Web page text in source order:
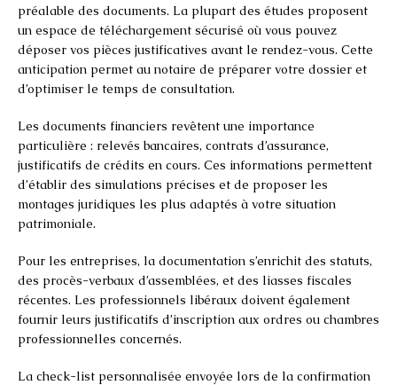
préalable des documents. La plupart des études proposent
un espace de téléchargement sécurisé où vous pouvez
déposer vos pièces justificatives avant le rendez-vous. Cette
anticipation permet au notaire de préparer votre dossier et
d’optimiser le temps de consultation.
Les documents financiers revêtent une importance
particulière : relevés bancaires, contrats d’assurance,
justificatifs de crédits en cours. Ces informations permettent
d’établir des simulations précises et de proposer les
montages juridiques les plus adaptés à votre situation
patrimoniale.
Pour les entreprises, la documentation s’enrichit des statuts,
des procès-verbaux d’assemblées, et des liasses fiscales
récentes. Les professionnels libéraux doivent également
fournir leurs justificatifs d’inscription aux ordres ou chambres
professionnelles concernés.
La check-list personnalisée envoyée lors de la confirmation